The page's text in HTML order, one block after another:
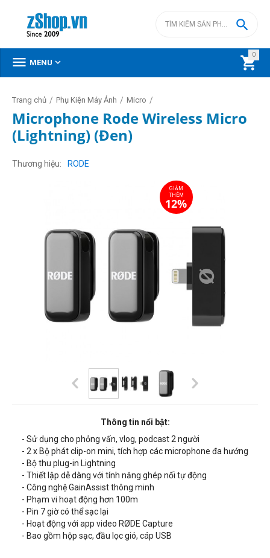
0


 MENU 
Trang chủ / Phụ Kiện Máy Ảnh / Micro /
Microphone Rode Wireless Micro
(Lightning) (Đen)
Thương hiệu RODE
Thông tin nổi bật:
- Sử dụng cho phỏng vấn, vlog, podcast 2 người
- 2 x Bộ phát clip-on mini, tích hợp các microphone đa hướng
- Bộ thu plug-in Lightning
- Thiết lập dễ dàng với tính năng ghép nối tự động
- Công nghệ GainAssist thông minh
- Phạm vi hoạt động hơn 100m
- Pin 7 giờ có thể sạc lại
- Hoạt động với app video RØDE Capture
- Bao gồm hộp sạc, đầu lọc gió, cáp USB